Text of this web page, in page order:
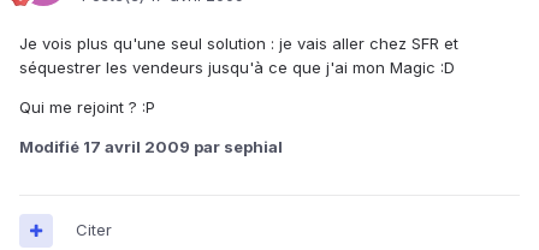
Je vois plus qu'une seul solution : je vais aller chez SFR et
séquestrer les vendeurs jusqu'à ce que j'ai mon Magic :D
Qui me rejoint ? :P
Modifié 17 avril 2009 par sephial
Citer